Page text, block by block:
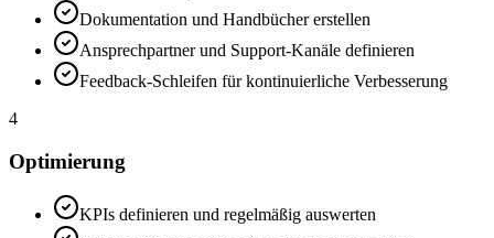
Dokumentation und Handbücher erstellen
Ansprechpartner und Support-Kanäle definieren
Feedback-Schleifen für kontinuierliche Verbesserung
4
Optimierung
KPIs definieren und regelmäßig auswerten